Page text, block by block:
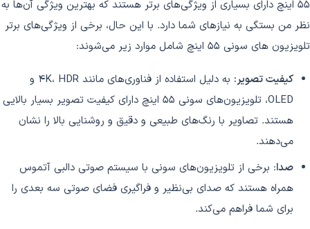
55 اینچ دارای بسیاری از ویژگی‌های برتر هستند که بهترین ویژگی آن‌ها به
نظر من بستگی به نیازهای شما دارد. با این حال، برخی از ویژگی‌های برتر
تلویزیون های سونی 55 اینچ شامل موارد زیر می‌شوند:
کیفیت تصویر:
به دلیل استفاده از فناوری‌های مانند 4K، HDR و
OLED، تلویزیون‌های سونی 55 اینچ دارای کیفیت تصویر بسیار بالایی
هستند. تصاویر با رنگ‌های طبیعی و دقیق و روشنایی بالا را نشان
می‌دهند.
صدا: برخی از تلویزیون‌های سونی با سیستم صوتی دالبی آتموس
همراه هستند که صدای بی‌نظیر و فراگیری فضای صوتی سه بعدی را
برای شما فراهم می‌کند.